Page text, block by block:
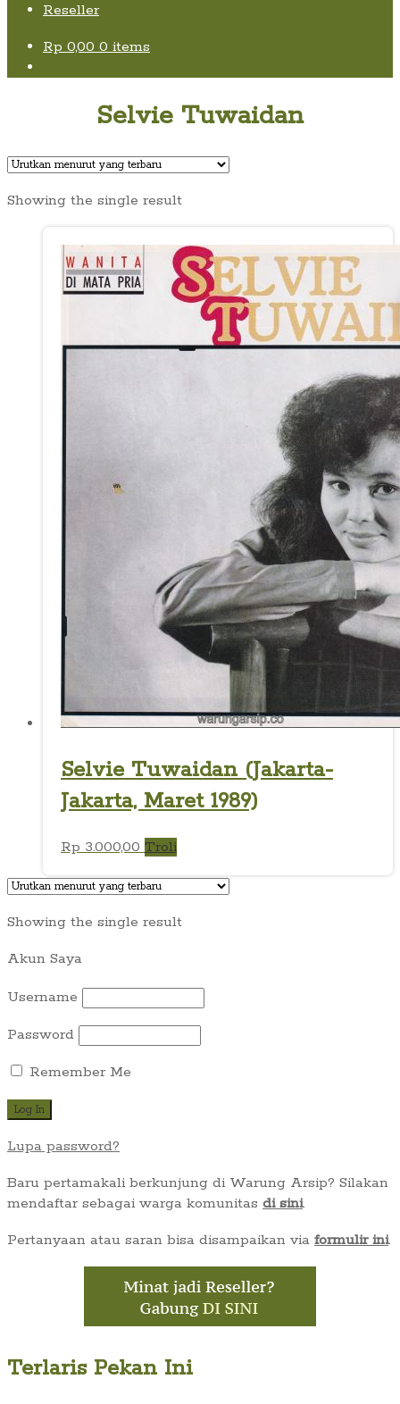
Reseller
Rp 0,00 0 items
Selvie Tuwaidan
Showing the single result
Selvie Tuwaidan (Jakarta-
Jakarta, Maret 1989)
Rp3.000,00 Troli
Showing the single result
Akun Saya
Username
Password
Remember Me
Lupa password?
Baru pertamakali berkunjung di Warung Arsip? Silakan
mendaftar sebagai warga komunitas di sini.
Pertanyaan atau saran bisa disampaikan via formulir ini.
Terlaris Pekan Ini